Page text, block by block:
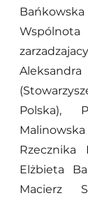
Polska),
Rzecznika
Elżbieta
Macierz